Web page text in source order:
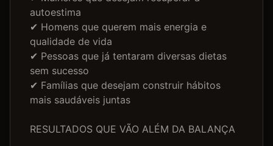
autoestima
✔ Homens que querem mais energia e
qualidade de vida
✔ Pessoas que já tentaram diversas dietas
sem sucesso
✔ Famílias que desejam construir hábitos
mais saudáveis juntas
RESULTADOS QUE VÃO ALÉM DA BALANÇA